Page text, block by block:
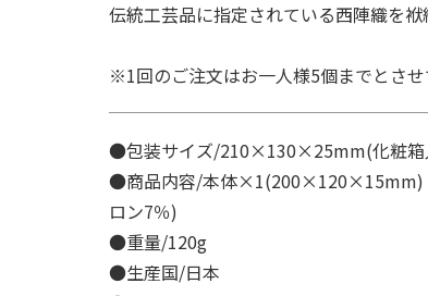
伝統工芸品に指定されている西陣織を袱
※1回のご注文はお一人様5個までとさせ
●包装サイズ/210×130×25mm(化粧
●商品内容/本体×1(200×120×15mm) (
ロン7％)
●重量/120g
●生産国/日本